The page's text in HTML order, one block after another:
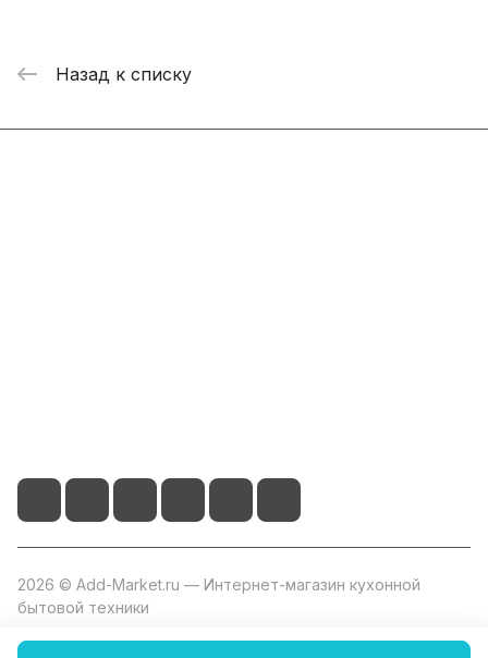
Назад к списку
2026 © Add-Market.ru — Интернет-магазин кухонной
бытовой техники